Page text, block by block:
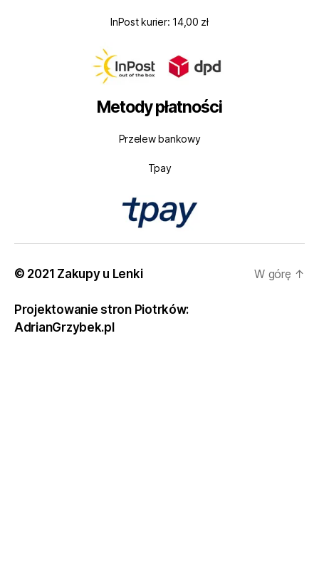
InPost kurier: 14,00 zł
Metody płatności
Przelew bankowy
Tpay
© 2021 Zakupy u Lenki
Projektowanie stron Piotrków:
AdrianGrzybek.pl
W górę ↑